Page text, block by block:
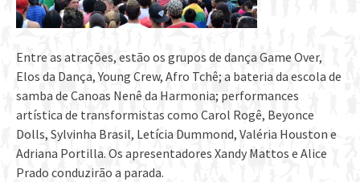
Entre as atrações, estão os grupos de dança Game Over,
Elos da Dança, Young Crew, Afro Tchê; a bateria da escola de
samba de Canoas Nenê da Harmonia; performances
artística de transformistas como Carol Rogê, Beyonce
Dolls, Sylvinha Brasil, Letícia Dummond, Valéria Houston e
Adriana Portilla. Os apresentadores Xandy Mattos e Alice
Prado conduzirão a parada.